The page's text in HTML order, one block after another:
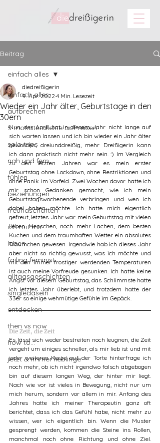
Beitrag
einfach alles
aufbrechen
5 monate alleine auf reisen
solo trips
nah und fern
fühlen
beziehungen
freundschaften
ich mit mir
leben
failing feminist
alltagsgeschichten
singledasein
entdecken
then vs now
how to...
jetzt & immer lieblinge
einfach alles
Wieder ein Jahr älter, Geburtstage in den
30ern
diedreißigerin
9. Apr. 2022 4 Min. Lesezeit
Nun, der April hat in diesem Jahr nicht lange auf
sich warten lassen und ich bin wieder ein Jahr älter
geworden, dreiunddreißig, mehr Dreißigerin kann
ich dann praktisch nicht mehr sein. :) Im Vergleich
zu den letzten Jahren war es mein erster
Geburtstag ohne Lockdown, ohne Restriktionen und
ohne Panik im Vorfeld. Zwei Wochen davor hatte ich
mir schon Gedanken gemacht, wie ich mein
Geburtstagswochenende verbringen und wen ich
dabei haben möchte. Ich hatte mich eigentlich
gefreut, letztes Jahr war mein Geburtstag mit vielen
lieben Menschen, noch mehr Lachen, dem besten
Kuchen und dem traumhaften Wetter ein absolutes
Träumchen gewesen. Irgendwie hab ich dieses Jahr
aber nicht so richtig gewusst, was ich möchte und
mit den immer frostiger werdenden Temperaturen
ist auch meine Vorfreude gesunken. Ich hatte keine
Angst vor diesem Geburtstag, das Schlimmste hatte
ich letztes Jahr überlebt, und trotzdem hatte der
33er so einige wehmütige Gefühle im Gepäck.
Die Zeit, die Zeit
Es lässt sich weder bestreiten noch leugnen, die Zeit
vergeht um einiges schneller, als mir lieb ist und mit
jeder weiteren Kerze auf der Torte hinterfrage ich
noch mehr, ob ich nicht irgendwo falsch abgebogen
bin auf diesem langen Weg, der hinter mir liegt.
Nach wie vor ist vieles in Bewegung, nicht nur um
mich herum, sondern vor allem in mir. Anfang des
Jahres hatte ich meiner Therapeutin ganz oft
berichtet, dass ich das Gefühl habe, nicht mehr zu
wissen, wer ich eigentlich bin. Wenn die Muster
gesprengt werden, kommen die Steine ins Rollen,
manchmal noch ohne Richtung und ohne Ziel.